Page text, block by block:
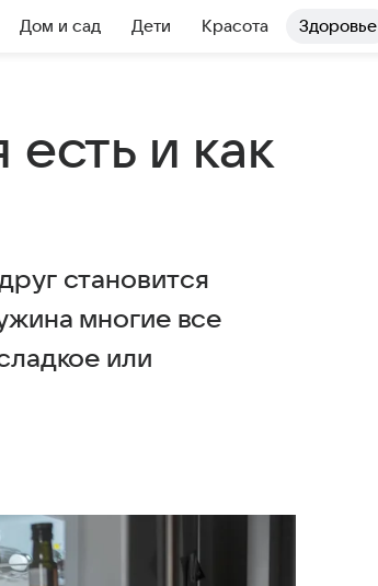
Дом и сад Дети Красота Здоровье
и как
становится
многие все
или